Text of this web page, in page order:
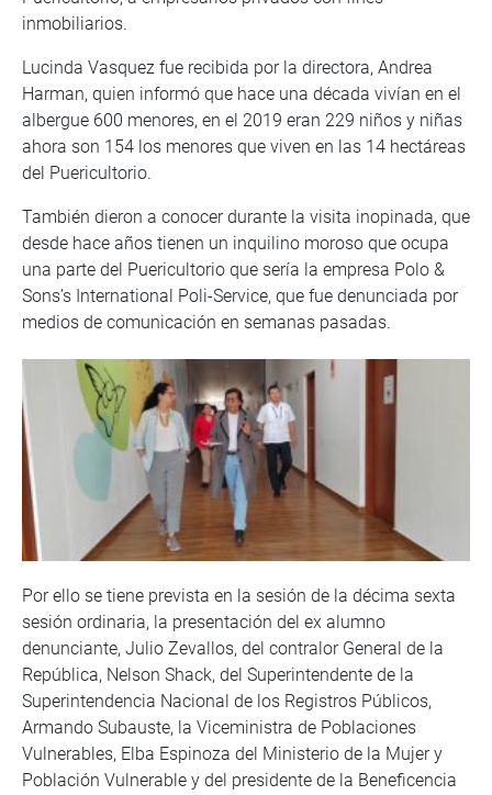
inmobiliarios.
Lucinda Vasquez fue recibida por la directora, Andrea
Harman, quien informó que hace una década vivían en el
albergue 600 menores, en el 2019 eran 229 niños y niñas
ahora son 154 los menores que viven en las 14 hectáreas
del Puericultorio.
También dieron a conocer durante la visita inopinada, que
desde hace años tienen un inquilino moroso que ocupa
una parte del Puericultorio que sería la empresa Polo &
Sons’s International Poli-Service, que fue denunciada por
medios de comunicación en semanas pasadas.
Por ello se tiene prevista en la sesión de la décima sexta
sesión ordinaria, la presentación del ex alumno
denunciante, Julio Zevallos, del contralor General de la
República, Nelson Shack, del Superintendente de la
Superintendencia Nacional de los Registros Públicos,
Armando Subauste, la Viceministra de Poblaciones
Vulnerables, Elba Espinoza del Ministerio de la Mujer y
Población Vulnerable y del presidente de la Beneficencia